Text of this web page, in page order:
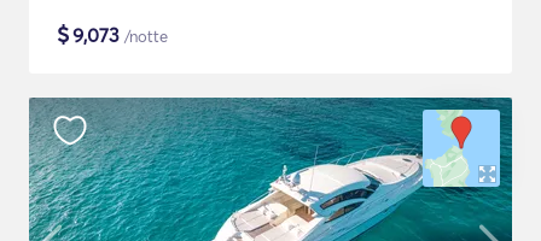
$9,073 /notte